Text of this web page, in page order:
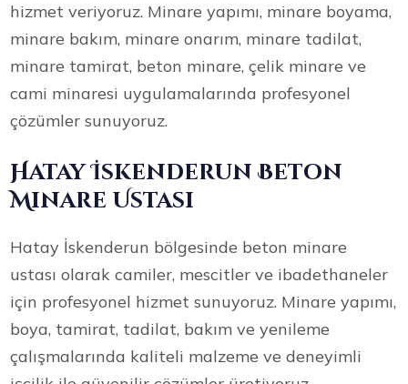
hizmet veriyoruz. Minare yapımı, minare boyama,
minare bakım, minare onarım, minare tadilat,
minare tamirat, beton minare, çelik minare ve
cami minaresi uygulamalarında profesyonel
çözümler sunuyoruz.
Hatay İskenderun Beton
Minare Ustası
Hatay İskenderun bölgesinde beton minare
ustası olarak camiler, mescitler ve ibadethaneler
için profesyonel hizmet sunuyoruz. Minare yapımı,
boya, tamirat, tadilat, bakım ve yenileme
çalışmalarında kaliteli malzeme ve deneyimli